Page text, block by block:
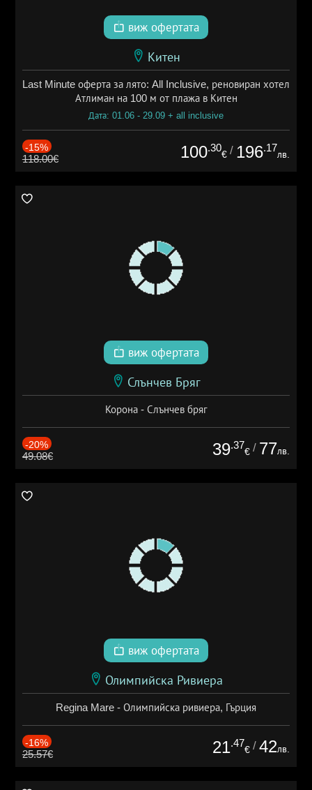
виж офертата
Китен
Last Minute оферта за лято: All Inclusive, реновиран хотел
Атлиман на 100 м от плажа в Китен
Дата: 01.06 - 29.09 + all inclusive
-15%
118.00€ 100.30
€ / 196.17
лв.
виж офертата
Слънчев Бряг
Корона - Слънчев бряг
-20%
49.08€ 39.37
€ / 77лв.
виж офертата
Олимпийска Ривиера
Regina Mare - Олимпийска ривиера, Гърция
-16%
25.57€ 21.47
€ / 42лв.